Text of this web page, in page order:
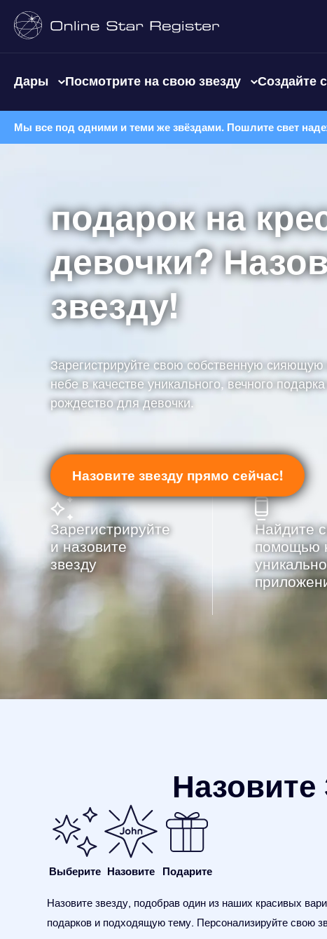
Дары Посмотрите на свою звезду Создайте
Мы все под одними и теми же звёздами. Пошлите свет
подарок на
девочки?
звезду!
Зарегистрируйте свою собственную сияющую
небе в качестве уникального, вечного
рождество для девочки.
Назовите звезду прямо сейчас!
Зарегистрируйте
и назовите
звезду
Найдите
помощью
Выберите Назовите Подарите
Назовите звезду, подобрав один из наших красивых
подарков и подходящую тему. Персонализируйте свою